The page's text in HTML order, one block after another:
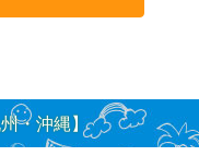
・沖縄】